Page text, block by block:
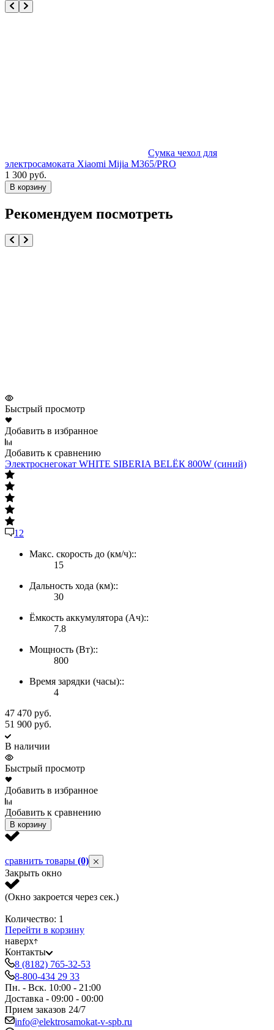
Сумка чехол для
электросамоката Xiaomi Mijia M365/PRO
1 300 руб.
В корзину
Рекомендуем посмотреть
Быстрый просмотр
Добавить в избранное
Добавить к сравнению
Электроснегокат WHITE SIBERIA BELЁК 800W (синий)
12
Макс. скорость до (км/ч)::
15
Дальность хода (км)::
30
Ёмкость аккумулятора (Ач)::
7.8
Мощность (Вт)::
800
Время зарядки (часы)::
4
47 470 руб.
51 900 руб.
В наличии
Быстрый просмотр
Добавить в избранное
Добавить к сравнению
В корзину
сравнить товары (0)
Закрыть окно
(Окно закроется через сек.)
Количество: 1
Перейти в корзину
наверх
Контакты
8 (8182) 765-32-53
8-800-434 29 33
Пн. - Вск. 10:00 - 21:00
Доставка - 09:00 - 00:00
Прием заказов 24/7
info@elektrosamokat-v-spb.ru